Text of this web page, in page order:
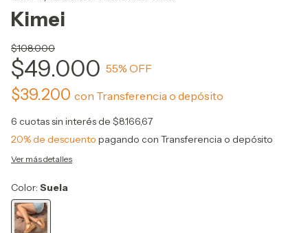
Kimei
$108.000
$49.000 55% OFF
$39.200 con Transferencia o depósito
6 cuotas sin interés de $8.166,67
20% de descuento pagando con Transferencia o depósito
Ver más detalles
Color: Suela